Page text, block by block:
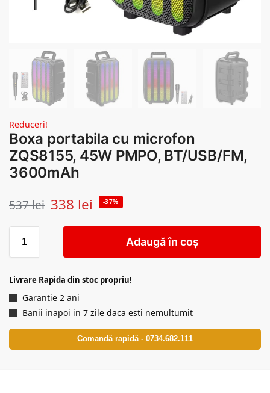
Reduceri!
Boxa portabila cu microfon
ZQS8155, 45W PMPO, BT/USB/FM,
3600mAh
537lei 338 lei -37%
Adaugă în coș
Livrare Rapida din stoc propriu!
Garantie 2 ani
Banii inapoi in 7 zile daca esti nemultumit
Comandă rapidă - 0734.682.111